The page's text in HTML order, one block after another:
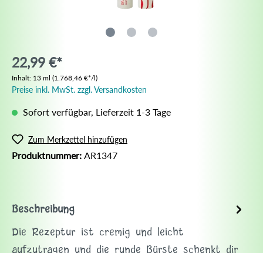
22,99 €*
Inhalt: 13 ml (1.768,46 €*/l)
Preise inkl. MwSt. zzgl. Versandkosten
Sofort verfügbar, Lieferzeit 1-3 Tage
Zum Merkzettel hinzufügen
Produktnummer: AR1347
Beschreibung
Die Rezeptur ist cremig und leicht
aufzutragen und die runde Bürste schenkt dir